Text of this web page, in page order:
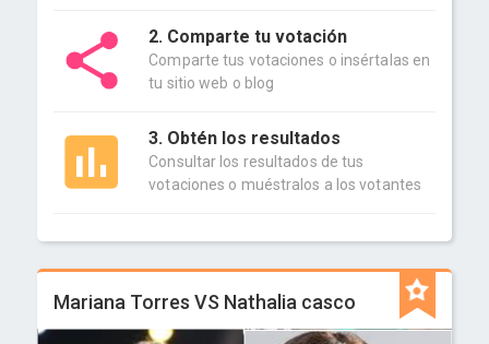
2. Comparte tu votación
Comparte tus votaciones o insértalas en
tu sitio web o blog
3. Obtén los resultados
Consultar los resultados de tus
votaciones o muéstralos a los votantes
Mariana Torres VS Nathalia casco